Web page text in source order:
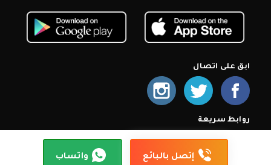
إتصل بالبائع واتساب
ابق على اتصال
روابط سريعة